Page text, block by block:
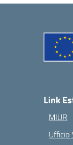
Link
MIUR
Ufficio